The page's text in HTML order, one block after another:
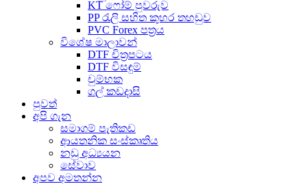
KT ෆෝම් පුවරුව
PP රැලි සහිත කුහර තහඩුව
PVC Forex පත්‍රය
විශේෂ මාලාවන්
DTF චිත්‍රපටය
DTF විසඳුම්
චුම්භක
ගල් කඩදාසි
පුවත්
අපි ගැන
සමාගම් පැතිකඩ
ආයතනික සංස්කෘතිය
නඩු අධ්‍යයන
සේවාව
අපව අමතන්න